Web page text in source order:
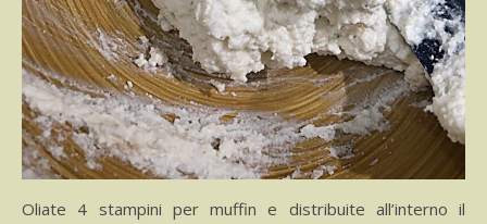
Oliate 4 stampini per muffin e distribuite all’interno il